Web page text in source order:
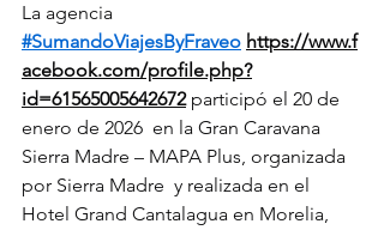
La agencia
#SumandoViajesByFraveo https://www.f
acebook.com/profile.php?
id=61565005642672 participó el 20 de
enero de 2026  en la Gran Caravana
Sierra Madre – MAPA Plus, organizada
por Sierra Madre  y realizada en el
Hotel Grand Cantalagua en Morelia,